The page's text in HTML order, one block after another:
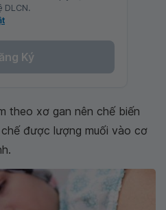
DLCN.
Ký
theo xơ gan nên chế biến
được lượng muối vào cơ